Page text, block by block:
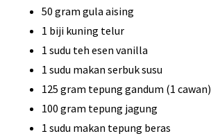
50 gram gula aising
1 biji kuning telur
1 sudu teh esen vanilla
1 sudu makan serbuk susu
125 gram tepung gandum (1 cawan)
100 gram tepung jagung
1 sudu makan tepung beras